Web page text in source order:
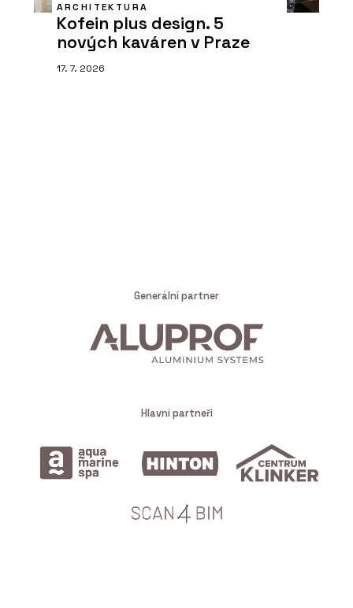
ARCHITEKTURA
Kofein plus design. 5
nových kaváren v Praze
17. 7. 2026
Generální partner
Hlavní partneři